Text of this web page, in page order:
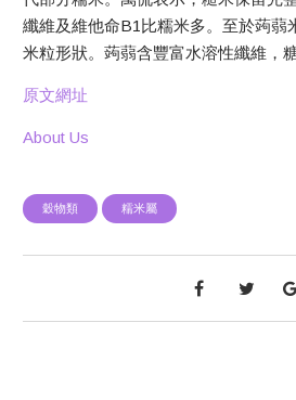
纖維及維他命B1比糯米多。至於蒟蒻
米粒形狀。蒟蒻含豐富水溶性纖維，
原文網址
About Us
穀物類 糯米屬